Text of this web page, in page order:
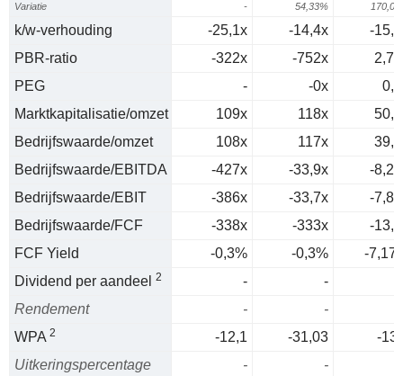
Variatie - 54,33%
k/w-verhouding -25,1x -14,4x
-
PBR-ratio
-322x -752x
PEG
- -0x
Marktkapitalisatie/omzet
109x 118x
Bedrijfswaarde/omzet
108x 117x
Bedrijfswaarde/EBITDA
-427x -33,9x
-
Bedrijfswaarde/EBIT
-386x -33,7x
-
Bedrijfswaarde/FCF
-338x -333x
-
FCF Yield
-0,3% -0,3%
-
Dividend per aandeel 2 -
-
Rendement
-
-
WPA 2 -12,1 -31,03
-
Uitkeringspercentage
-
-